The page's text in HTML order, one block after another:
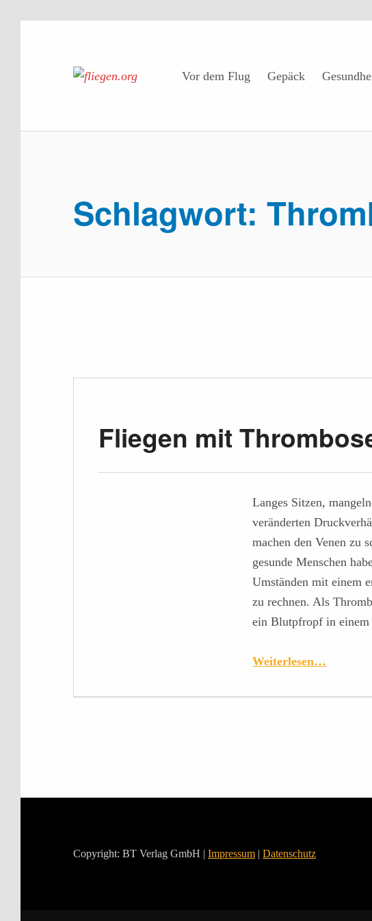
Zur Hauptnavigation springen
Zum Hauptinhalt springen
Zum Footer springen
Vor dem Flug Gepäck
Schlagwort:
Fliegen mit
Langes Sitzen,
veränderten
machen den Venen zu
gesunde Menschen
Umständen mit einem
zu rechnen. Als
ein Blutpfropf in
Weiterlesen…
Copyright: BT Verlag GmbH |Impressum |Datenschutz